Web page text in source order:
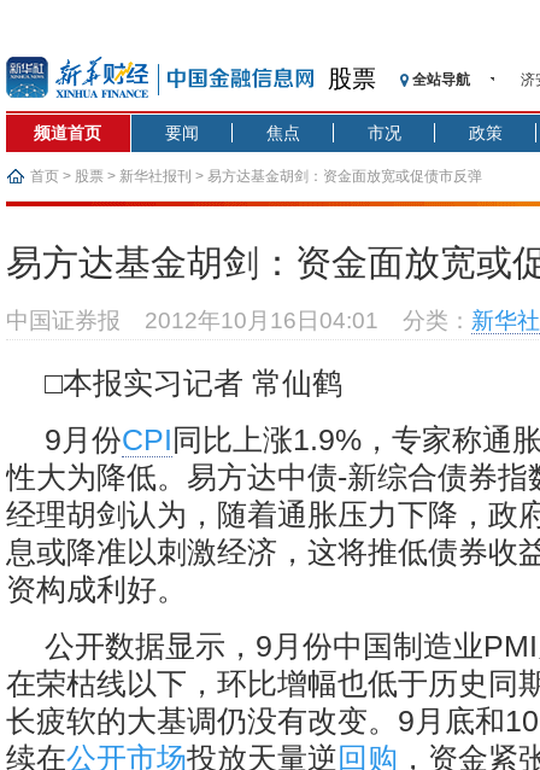
股票 全站导航
济
【
济
基
频道首页 要闻 焦点 市况 政策
首页 > 股票 > 新华社报刊 > 易方达基金胡剑：资金面放宽或促债市反弹
易方达基金胡剑：资金面放宽或
中国证券报 2012年10月16日04:01 分类： 新华
□本报实习记者 常仙鹤
9月份CPI 同比上涨1.9%，专家称通
性大为降低。易方达中债-新综合债券指
经理胡剑认为，随着通胀压力下降，政
息或降准以刺激经济，这将推低债券收
资构成利好。
公开数据显示，9月份中国制造业
在荣枯线以下，环比增幅也低于历史同
长疲软的大基调仍没有改变。9月底和
续在公开市场投放天量逆回购 ，资金紧